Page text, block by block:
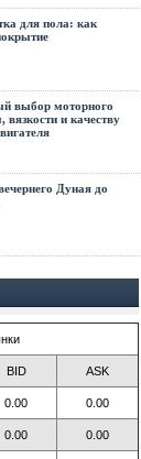
для пола: как
выбор моторного
и качеству
Дуная до
BID ASK
0.00 0.00
0.00 0.00